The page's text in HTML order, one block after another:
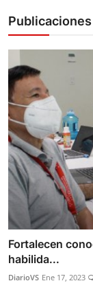
Fortalecen
habilida...
DiarioVS Ene 17, 2023